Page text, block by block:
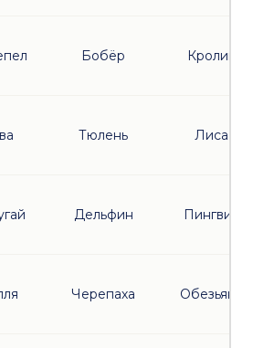
Бобёр Кролик
Тюлень Лиса
Дельфин Пингвин
Черепаха Обезьяна